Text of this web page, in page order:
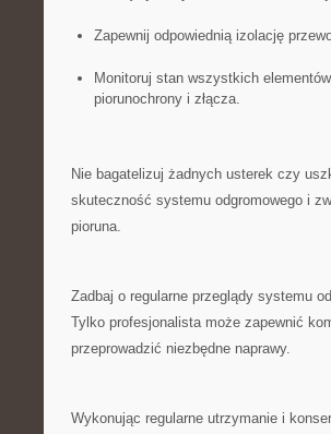
Zapewnij odpowiednią izolację
Monitoruj stan wszystkich⁣
piorunochrony i złącza.
Nie bagatelizuj ⁣żadnych usterek czy
skuteczność systemu​ odgromowego i
pioruna.
Zadbaj o regularne przeglądy systemu
Tylko profesjonalista może zapewnić
przeprowadzić niezbędne naprawy.
Wykonując regularne utrzymanie i